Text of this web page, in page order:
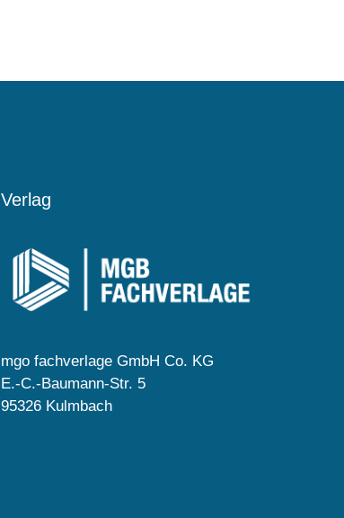
Verlag
mgo fachverlage GmbH Co. KG
E.-C.-Baumann-Str. 5
95326 Kulmbach